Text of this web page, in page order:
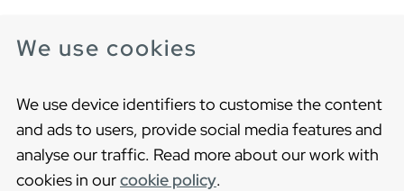
We use cookies
We use device identifiers to customise the content
and ads to users, provide social media features and
analyse our traffic. Read more about our work with
cookies in ourcookie policy.
Til utskifting av krom-pop-opp